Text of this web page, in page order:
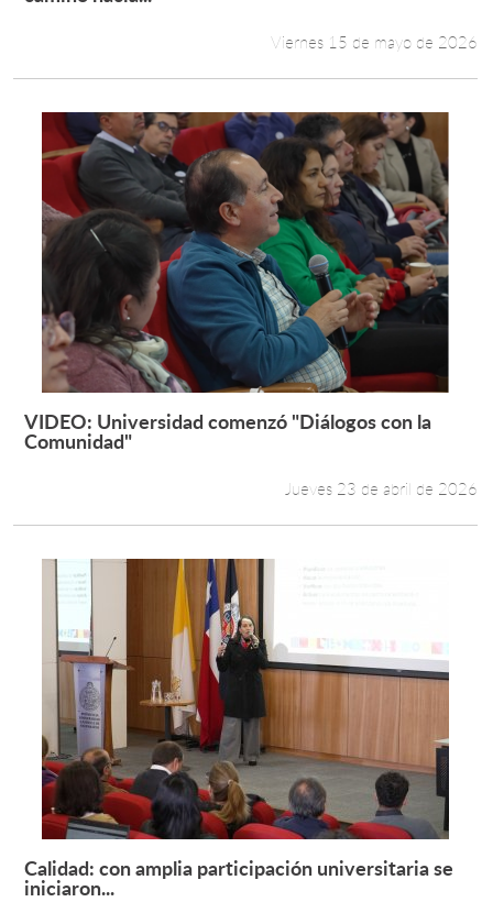
Viernes 15 de mayo de 2026
Leer más +
VIDEO: Universidad comenzó "Diálogos con la
Comunidad"
Jueves 23 de abril de 2026
Leer más +
Calidad: con amplia participación universitaria se
iniciaron...